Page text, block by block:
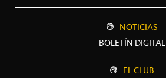
NOTICIAS
BOLETÍN DIGITAL
EL CLUB